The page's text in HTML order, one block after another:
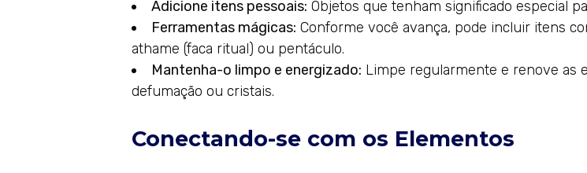
Adicione itens pessoais: Objetos que tenham significado especial
Ferramentas mágicas: Conforme você avança, pode incluir itens
athame (faca ritual) ou pentáculo.
Mantenha-o limpo e energizado: Limpe regularmente e renove as
defumação ou cristais.
Conectando-se com os Elementos